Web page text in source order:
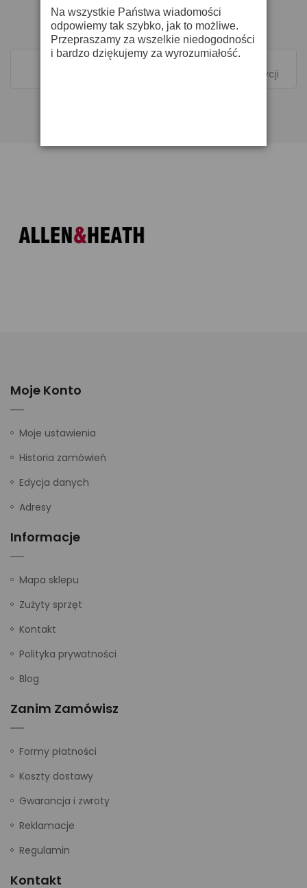
Pokazano 1-2 z 2 pozycji
Moje Konto
Moje ustawienia
Historia zamówień
Edycja danych
Adresy
Informacje
Mapa sklepu
Zużyty sprzęt
Kontakt
Polityka prywatności
Blog
Zanim Zamówisz
Formy płatności
Koszty dostawy
Gwarancja i zwroty
Reklamacje
Regulamin
Kontakt
Na wszystkie Państwa wiadomości
odpowiemy tak szybko, jak to możliwe.
Przepraszamy za wszelkie niedogodności
i bardzo dziękujemy za wyrozumiałość.